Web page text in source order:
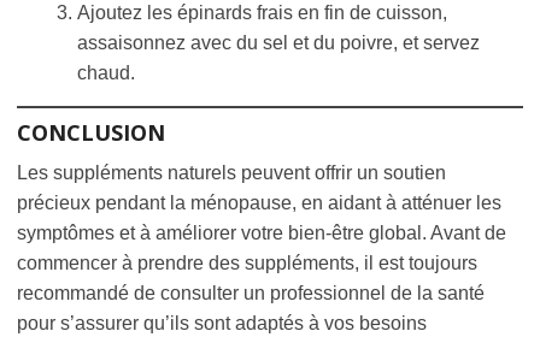
Ajoutez les épinards frais en fin de cuisson,
assaisonnez avec du sel et du poivre, et servez
chaud.
CONCLUSION
Les suppléments naturels peuvent offrir un soutien
précieux pendant la ménopause, en aidant à atténuer les
symptômes et à améliorer votre bien-être global. Avant de
commencer à prendre des suppléments, il est toujours
recommandé de consulter un professionnel de la santé
pour s’assurer qu’ils sont adaptés à vos besoins